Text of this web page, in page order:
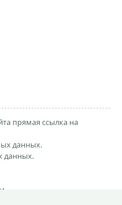
прямая ссылка на
данных.
данных.